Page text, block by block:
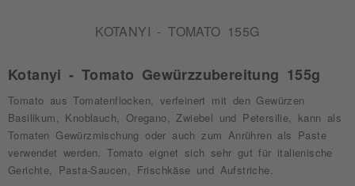
KOTANYI - TOMATO 155G
Kotanyi - Tomato Gewürzzubereitung 155g
Tomato aus Tomatenflocken, verfeinert mit den Gewürzen
Basilikum, Knoblauch, Oregano, Zwiebel und Petersilie, kann als
Tomaten Gewürzmischung oder auch zum Anrühren als Paste
verwendet werden. Tomato eignet sich sehr gut für italienische
Gerichte, Pasta-Saucen, Frischkäse und Aufstriche.